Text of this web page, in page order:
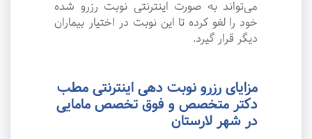
می‌تواند به صورت اینترنتی نوبت رزرو شده
خود را لغو کرده تا این نوبت در اختیار بیماران
دیگر قرار گیرد.
مزایای رزرو نوبت دهی اینترنتی مطب
دکتر متخصص و فوق تخصص مامایی
در شهر لارستان